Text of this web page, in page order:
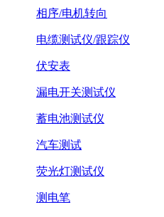
相序/电机转向
电缆测试仪/跟踪仪
伏安表
漏电开关测试仪
蓄电池测试仪
汽车测试
荧光灯测试仪
测电笔